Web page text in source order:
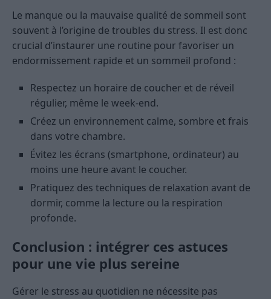
Le manque ou la mauvaise qualité de sommeil sont
souvent à l’origine de troubles du stress. Il est donc
crucial d’instaurer une routine pour favoriser un
endormissement rapide et un sommeil profond :
Respectez un horaire de coucher et de réveil
régulier, même le week-end.
Créez un environnement calme, sombre et frais
dans votre chambre.
Évitez les écrans (smartphone, ordinateur) au
moins une heure avant le coucher.
Pratiquez des techniques de relaxation avant de
dormir, comme la lecture ou la respiration
profonde.
Conclusion : intégrer ces astuces
pour une vie plus sereine
Gérer le stress au quotidien ne nécessite pas